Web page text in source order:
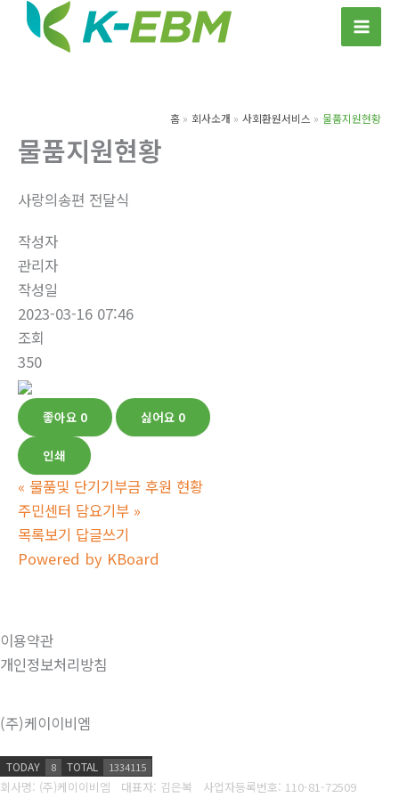
홈 회사소개 사회환원서비스 물품지원현황
물품지원현황
사랑의송편 전달식
작성자
관리자
작성일
2023-03-16 07:46
조회
350
좋아요 0 싫어요 0
인쇄
« 물품및 단기기부금 후원 현황
주민센터 담요기부 »
목록보기 답글쓰기
Powered by KBoard
이용약관
개인정보처리방침
(주)케이이비엠
TODAY 8 TOTAL 1334115
회사명: (주)케이이비엠 대표자: 김은복 사업자등록번호: 110-81-72509